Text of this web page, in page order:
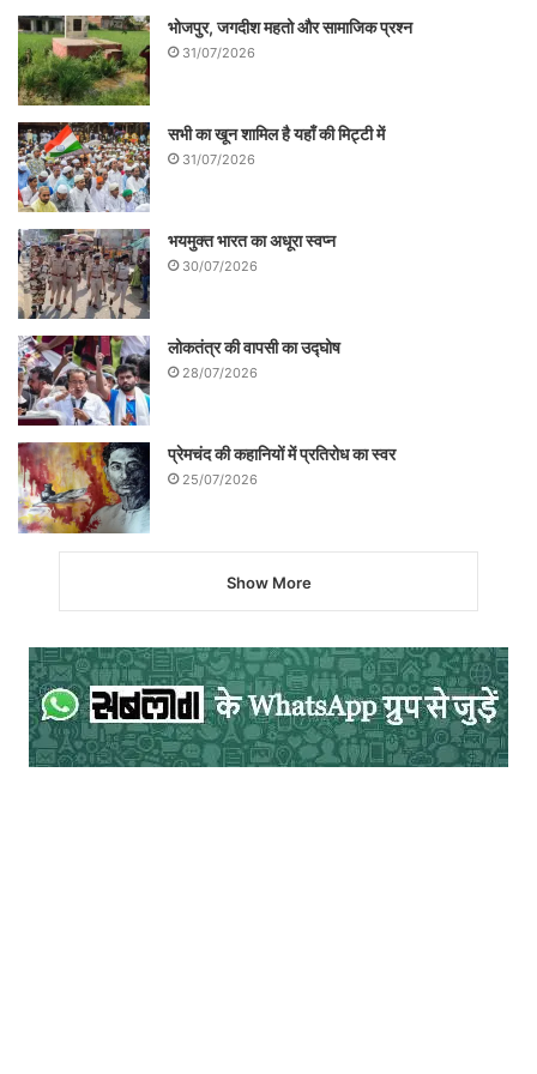
रिपोर्ट में उनपर माओवादियों से सांठ-गाँठ करने का
आरोप लगा था, पर मानवाधिकार कार्यकर्ताओं की
चौतरफा आलोचना झेलने के बाद सरकार ने इसपर
कोई कार्यवाही करने से हाथ खींच लिए. लेकिन 2011
में गुवाहाटी की पहाड़ियों में बसे गरीबों के विस्थापन के
खिलाफ मुहिम चलाने के लिए उन्हें जेल जाना पड़ा था.
2011 में ही बांध विरोधी आन्दोलन के चलते समिति
के प्रदेश अध्यक्ष राजू बोरा समेत 17 लोगों को
लखीमपुर जेल में डाल दिया गया था.
विस्थापन और बाँध विरोधी मुहिम
असम की राजधानी गुवाहाटी छोटी छोटी पहाड़ियों से
घिरा हुआ एक शहर है. रोज़ी-रोटी की तलाश में
राज्यभर से गरीब लोग गुवाहाटी आते हैं, और गरीबी के
चलते उन्हें रहने के लिए इन पहाड़ों का आसरा लेना
पड़ता है. इन पहाड़ियों पर घर बनाने वाले मूलतः
मजदूर या रेडी-पटरी का काम करने वाले लोग होते हैं,
भोजपुर, जगदीश महतो और सामाजिक प्रश्न
31/07/2026
सभी का खून शामिल है यहाँ की मिट्टी में
31/07/2026
भयमुक्त भारत का अधूरा स्वप्न
30/07/2026
लोकतंत्र की वापसी का उद्घोष
28/07/2026
प्रेमचंद की कहानियों में प्रतिरोध का स्वर
25/07/2026
Show More